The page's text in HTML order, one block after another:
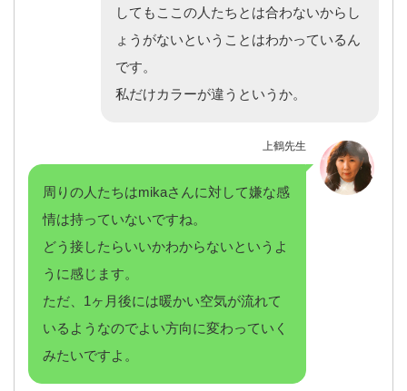
してもここの人たちとは合わないからし
ょうがないということはわかっているん
です。
私だけカラーが違うというか。
上鶴先生
周りの人たちはmikaさんに対して嫌な感
情は持っていないですね。
どう接したらいいかわからないというよ
うに感じます。
ただ、1ヶ月後には暖かい空気が流れて
いるようなのでよい方向に変わっていく
みたいですよ。